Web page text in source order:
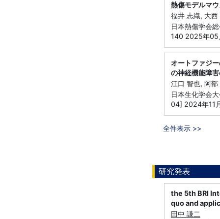
熱傷モデルマ
福井 志織, 大
日本熱傷学会
140 2025年05
オートファジ
の神経機能障
江口 智也, 阿
日本生化学会
04] 2024年11
全件表示 >>
研究発表
the 5th BRI
quo and
田中 謙二